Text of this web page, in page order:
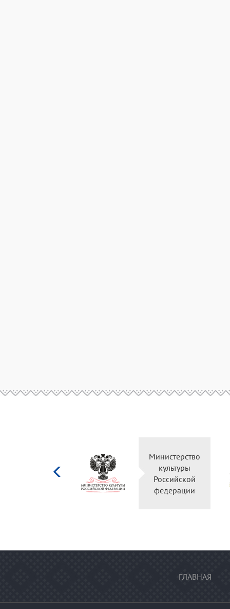
Министерство
культуры
Российской
федерации
ГЛАВНАЯ